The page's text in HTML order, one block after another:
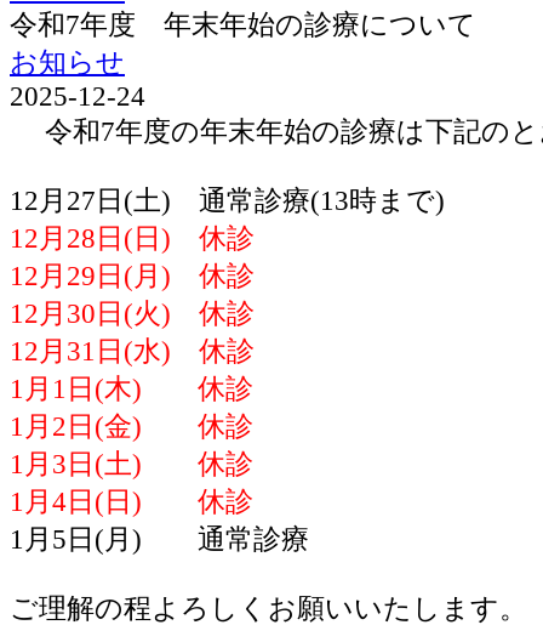
令和7年度 年末年始の診療について
お知らせ
2025-12-24
令和7年度の年末年始の診療は下記の
12月27日(土) 通常診療(13時まで)
12月28日(日) 休診
12月29日(月) 休診
12月30日(火) 休診
12月31日(水) 休診
1月1日(木) 休診
1月2日(金) 休診
1月3日(土) 休診
1月4日(日) 休診
1月5日(月) 通常診療
ご理解の程よろしくお願いいたします。